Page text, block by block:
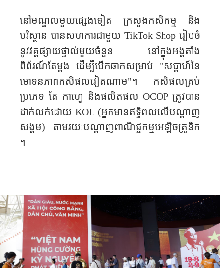
នៅមណ្ឌល​មួយផ្សេងទៀត ក្រសួងកសិកម្ម និង
បរិស្ថាន បានសហការជាមួយ TikTok Shop រៀបចំ​
នូវវគ្គផ្សាយផ្ទាល់មួយចំនួន នៅក្នុងអង្គតាំង​
ពិព័រណ៍តែម្តង ដើម្បីបើកឆាកសម្រាប់ "សប្តាហ៍នៃ
មោទនភាព​​កសិផល​វៀតណាម"​។ កសិផល​គ្រប់
ប្រភេទ តែ កាហ្វេ និង​ផលិតផល OCOP ត្រូវបាន
ដាក់លក់​ដោយ KOL (អ្នក​មានឥទ្ធិពលលើបណ្ដាញ​
សង្គម) តាម​រយៈបណ្តាញពាណិជ្ជកម្ម​អេឡិចត្រូនិក​
។